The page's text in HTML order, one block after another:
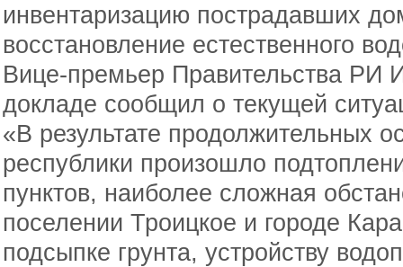
инвентаризацию пострадавших
восстановление естественного
Вице-премьер Правительства РИ
докладе сообщил о текущей
«В результате продолжительных
республики произошло
пунктов, наиболее сложная
поселении Троицкое и городе
подсыпке грунта, устройству